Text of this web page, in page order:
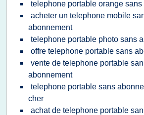
telephone portable orange
acheter un telephone mobile
abonnement
telephone portable photo sans
offre telephone portable sans
vente de telephone portable
abonnement
telephone portable sans
cher
achat de telephone portable